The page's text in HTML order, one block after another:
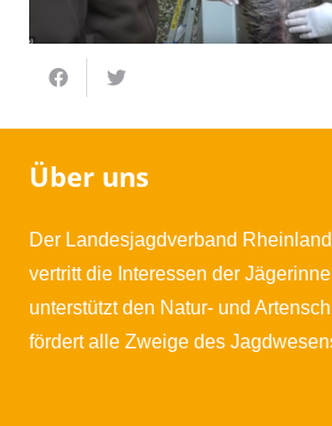
Über uns
Der Landesjagdverband
vertritt die Interessen der
unterstützt den Natur- und
fördert alle Zweige des